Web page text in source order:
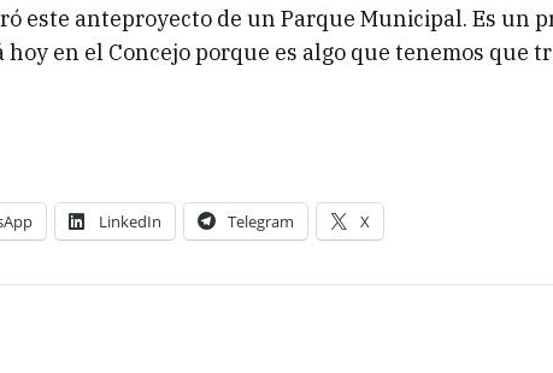
este anteproyecto de un Parque Municipal. Es un
hoy en el Concejo porque es algo que tenemos que
LinkedIn Telegram X